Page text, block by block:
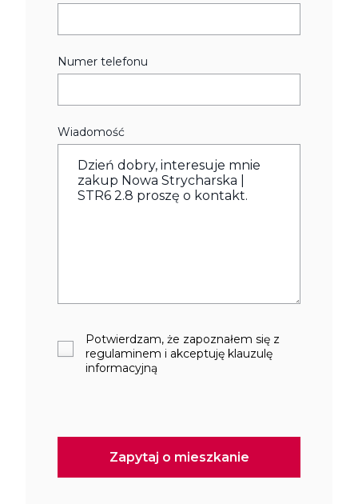
Numer telefonu
Wiadomość
Potwierdzam, że zapoznałem się z
regulaminem i akceptuję klauzulę
informacyjną